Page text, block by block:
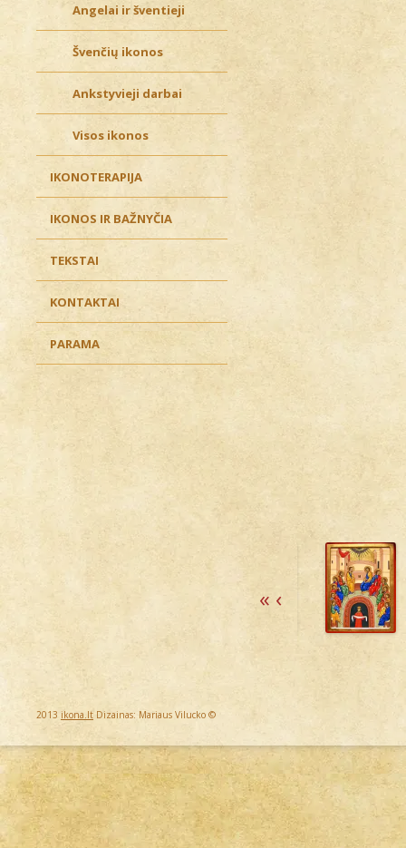
« ‹
Angelai ir šventieji
Švenčių ikonos
Ankstyvieji darbai
Visos ikonos
IKONOTERAPIJA
IKONOS IR BAŽNYČIA
TEKSTAI
KONTAKTAI
PARAMA
2013 ikona.lt Dizainas: Mariaus Vilucko ©